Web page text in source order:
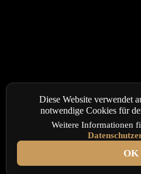
Diese Website verwendet
notwendige Cookies für
Weitere Informationen
OK